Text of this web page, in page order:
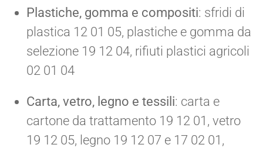
Plastiche, gomma e compositi: sfridi di
plastica 12 01 05, plastiche e gomma da
selezione 19 12 04, rifiuti plastici agricoli
02 01 04
Carta, vetro, legno e tessili: carta e
cartone da trattamento 19 12 01, vetro
19 12 05, legno 19 12 07 e 17 02 01,